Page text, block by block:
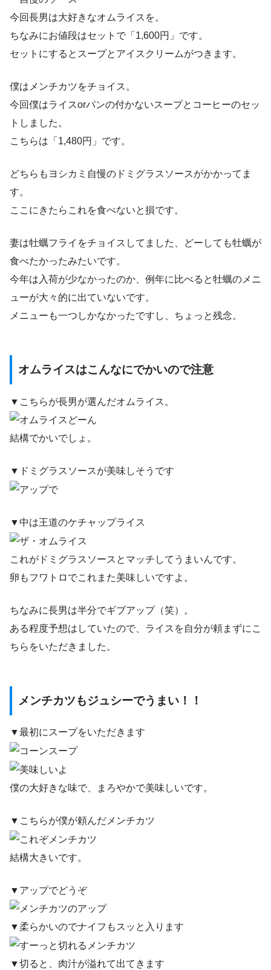
今回長男は大好きなオムライスを。
ちなみにお値段はセットで「1,600円」です。
セットにするとスープとアイスクリームがつきます。
僕はメンチカツをチョイス。
今回僕はライスorパンの付かないスープとコーヒーのセッ
トしました。
こちらは「1,480円」です。
どちらもヨシカミ自慢のドミグラスソースがかかってま
す。
ここにきたらこれを食べないと損です。
妻は牡蠣フライをチョイスしてました、どーしても牡蠣が
食べたかったみたいです。
今年は入荷が少なかったのか、例年に比べると牡蠣のメニ
ューが大々的に出ていないです。
メニューも一つしかなかったですし、ちょっと残念。
オムライスはこんなにでかいので注意
▼こちらが長男が選んだオムライス。
結構でかいでしょ。
▼ドミグラスソースが美味しそうです
▼中は王道のケチャップライス
これがドミグラスソースとマッチしてうまいんです。
卵もフワトロでこれまた美味しいですよ。
ちなみに長男は半分でギブアップ（笑）。
ある程度予想はしていたので、ライスを自分が頼まずにこ
ちらをいただきました。
メンチカツもジュシーでうまい！！
▼最初にスープをいただきます
僕の大好きな味で、まろやかで美味しいです。
▼こちらが僕が頼んだメンチカツ
結構大きいです。
▼アップでどうぞ
▼柔らかいのでナイフもスッと入ります
▼切ると、肉汁が溢れて出てきます